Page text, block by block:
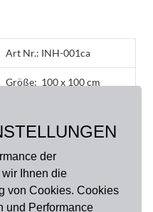
der
Ihnen die
von Cookies. Cookies
und Performance
Art Nr.: INH-001ca
Größe: 100 x 100 cm